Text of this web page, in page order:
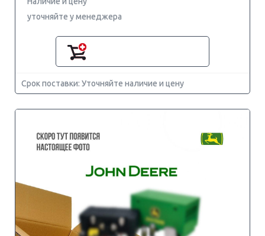
уточняйте у менеджера
Срок поставки: Уточняйте наличие и цену